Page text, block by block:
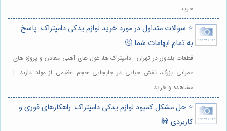
خرید
⭐️ سوالات متداول در مورد خرید لوازم یدکی دامپتراک: پاسخ
به تمام ابهامات شما 🤔
قطعات بلدوزر در تهران - دامپتراک ها، غول های آهنی معادن و پروژه های
عمرانی بزرگ، نقش حیاتی در جابجایی حجم عظیمی از مواد دارند. |
مشاهده و خرید
⭐️ حل مشکل کمبود لوازم یدکی دامپتراک: راهکارهای فوری و
کاربردی 🚧